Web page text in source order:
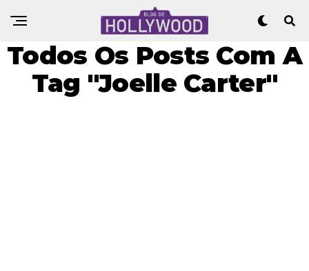
Todos Os Posts Com A
Tag "Joelle Carter"